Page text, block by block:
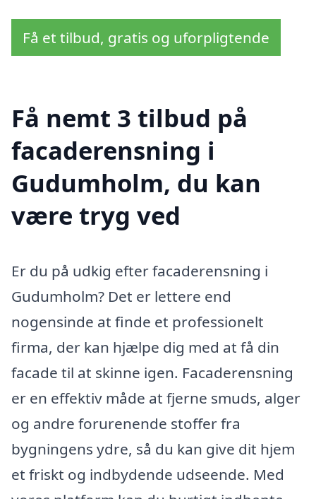
Få et tilbud, gratis og uforpligtende
Få nemt 3 tilbud på
facaderensning i
Gudumholm, du kan
være tryg ved
Er du på udkig efter facaderensning i
Gudumholm? Det er lettere end
nogensinde at finde et professionelt
firma, der kan hjælpe dig med at få din
facade til at skinne igen. Facaderensning
er en effektiv måde at fjerne smuds, alger
og andre forurenende stoffer fra
bygningens ydre, så du kan give dit hjem
et friskt og indbydende udseende. Med